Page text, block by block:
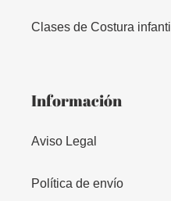
Clases de Costura infantil
Información
Aviso Legal
Política de envío